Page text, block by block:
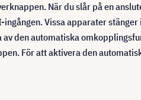
När du slår på en
Vissa apparater
den automatiska
För att aktivera den